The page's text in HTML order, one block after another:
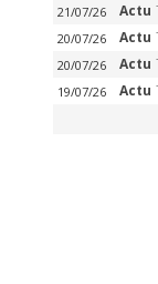
21/07/26 Actu
20/07/26 Actu
20/07/26 Actu
19/07/26 Actu